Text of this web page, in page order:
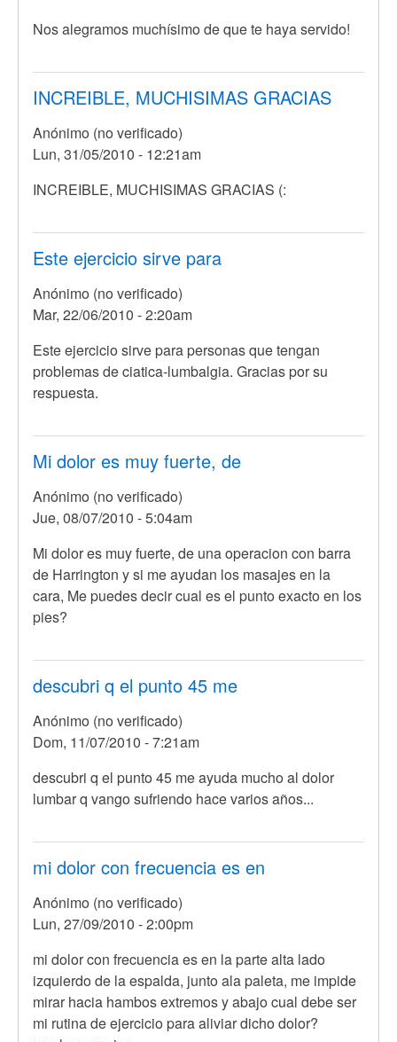
a
un
ezfuerzo
por
Anónimo
(no
Nos alegramos muchísimo de que te haya servido!
INCREIBLE, MUCHISIMAS GRACIAS
Anónimo (no verificado)
Lun, 31/05/2010 - 12:21am
INCREIBLE, MUCHISIMAS GRACIAS (:
Este ejercicio sirve para
Anónimo (no verificado)
Mar, 22/06/2010 - 2:20am
Este ejercicio sirve para personas que tengan
problemas de ciatica-lumbalgia. Gracias por su
respuesta.
Mi dolor es muy fuerte, de
Anónimo (no verificado)
Jue, 08/07/2010 - 5:04am
Mi dolor es muy fuerte, de una operacion con barra
de Harrington y si me ayudan los masajes en la
cara, Me puedes decir cual es el punto exacto en los
pies?
descubri q el punto 45 me
Anónimo (no verificado)
Dom, 11/07/2010 - 7:21am
descubri q el punto 45 me ayuda mucho al dolor
lumbar q vango sufriendo hace varios años...
mi dolor con frecuencia es en
Anónimo (no verificado)
Lun, 27/09/2010 - 2:00pm
mi dolor con frecuencia es en la parte alta lado
izquierdo de la espalda, junto ala paleta, me impide
mirar hacia hambos extremos y abajo cual debe ser
mi rutina de ejercicio para aliviar dicho dolor?